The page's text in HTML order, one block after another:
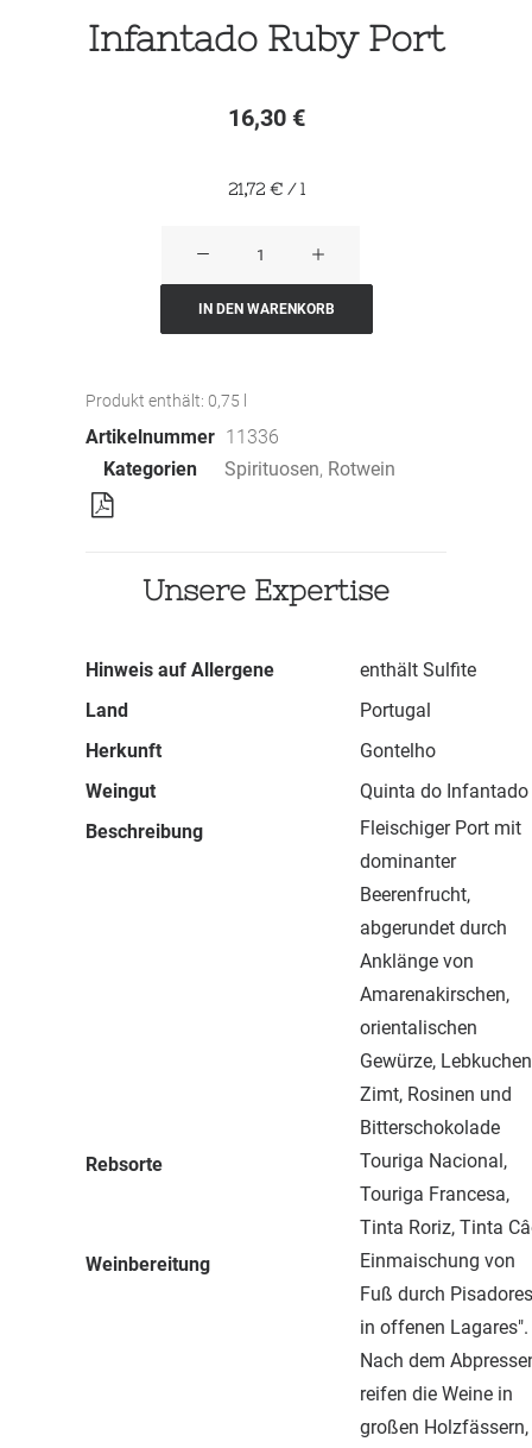
Infantado Ruby Port
16,30 €
21,72 €/l
Port
IN DEN WARENKORB
Produkt enthält: 0,75
Artikelnummer 11336
Kategorien
Spirituosen, Rotwein
Unsere Expertise
Hinweis auf Allergene
enthält Sulfite
Land
Portugal
Herkunft
Gontelho
Weingut
Quinta do Infantado
Beschreibung
Fleischiger Port mit
dominanter
Beerenfrucht,
abgerundet durch
Anklänge von
Amarenakirschen,
orientalischen
Gewürze,
Zimt, Rosinen und
Bitterschokolade
Rebsorte
Touriga Nacional,
Touriga Francesa,
Tinta Roriz, Tinta
Weinbereitung
Einmaischung von
Fuß durch
in offenen Lagares".
Nach dem
reifen die Weine in
großen Holzfässern,